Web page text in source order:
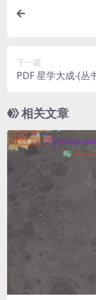
下一篇
PDF 星学大成-(丛书)
相关文章